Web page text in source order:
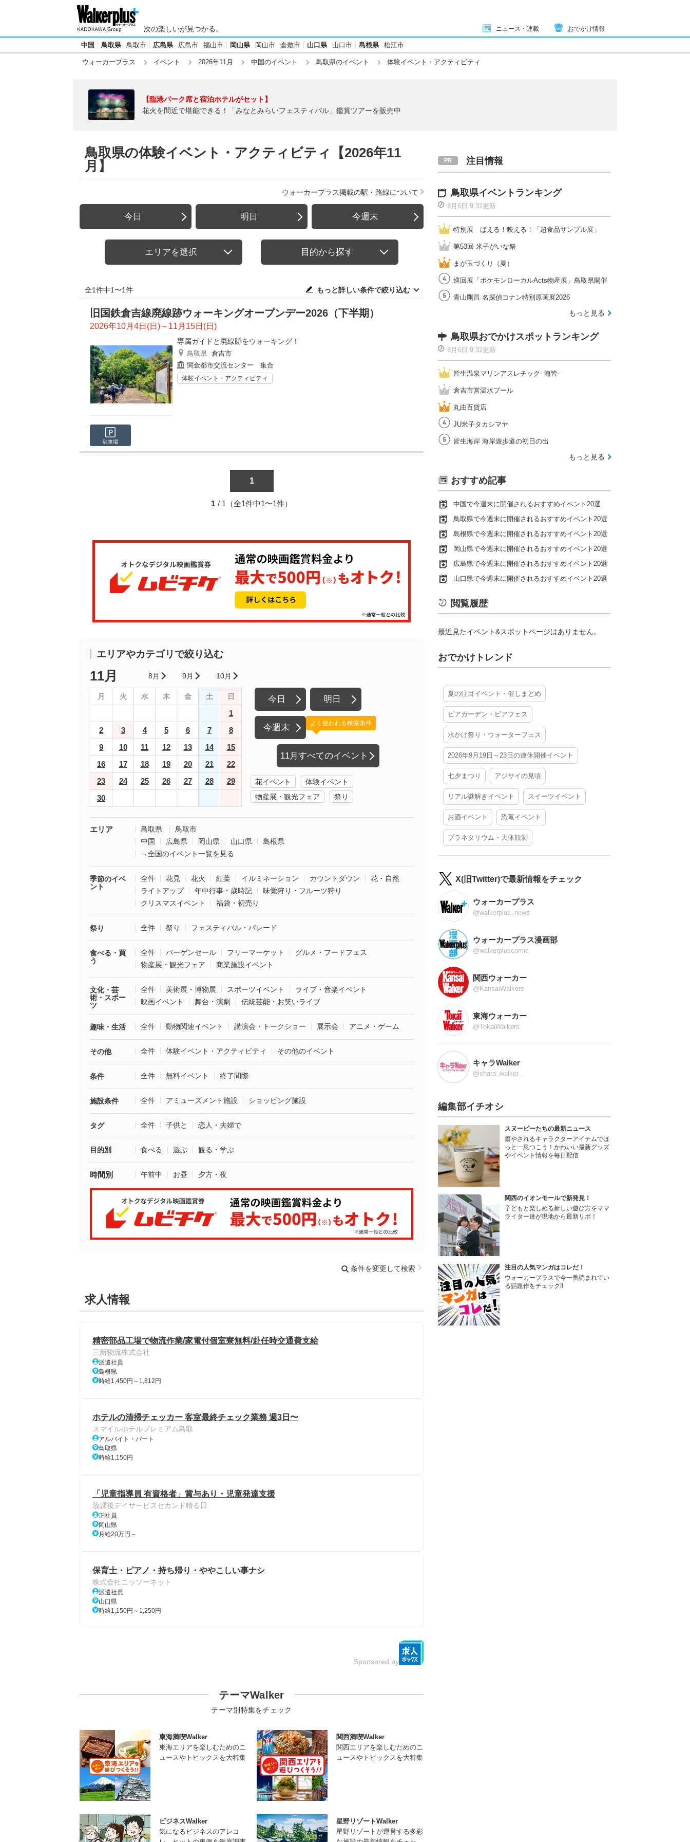
次の楽しいが見つかる。 ニュース・連載 おでかけ情報
中国 鳥取県 鳥取市 広島県 広島市 福山市 岡山県 岡山市 倉敷市 山口県 山口市 島根県 松江市
ウォーカープラス イベント 2026年11月 中国のイベント 鳥取県のイベント 体験イベント・アクティビティ
【臨港パーク席と宿泊ホテルがセット】
花火を間近で堪能できる！「みなとみらいフェスティバル」鑑賞ツアーを販売中
鳥取県の体験イベント・アクティビティ【2026年11
月】
ウォーカープラス掲載の駅・路線について
今日 明日 今週末
エリアを選択 目的から探す
全1件中1〜1件 もっと詳しい条件で絞り込む
旧国鉄倉吉線廃線跡ウォーキングオープンデー2026（下半期）
2026年10月4日(日)～11月15日(日)
専属ガイドと廃線跡をウォーキング！
鳥取県 倉吉市
関金都市交流センター 集合
体験イベント・アクティビティ
駐車場
1
1 / 1（全1件中1〜1件）
エリアやカテゴリで絞り込む
11月 8月 9月 10月
月 火 水 木 金 土 日
1
2
3 4 5 6 7
8
9
10 11 12 13 14
15
16
17 18 19 20 21
22
23
24 25 26 27 28
29
30
今日 明日
今週末
11月すべてのイベント
よく使われる検索条件
花イベント
体験イベント
物産展・観光フェア
祭り
エリア 鳥取県
鳥取市
中国
広島県 岡山県 山口県
島根県
→全国のイベント一覧を見る
季節のイベ
ント
全件 花見 花火 紅葉 イルミネーション カウントダウン
花・自然
ライトアップ
年中行事・歳時記
味覚狩り・フルーツ狩り
クリスマスイベント
福袋・初売り
祭り 全件 祭り フェスティバル・パレード
食べる・買
う
全件 バーゲンセール フリーマーケット
グルメ・フードフェス
物産展・観光フェア
商業施設イベント
文化・芸
術・スポー
ツ
全件 美術展・博物展 スポーツイベント
ライブ・音楽イベント
映画イベント
舞台・演劇 伝統芸能・お笑いライブ
趣味・生活 全件 動物関連イベント 講演会・トークショー 展示会 アニメ・ゲーム
その他 全件 体験イベント・アクティビティ その他のイベント
条件 全件 無料イベント 終了間際
施設条件 全件 アミューズメント施設 ショッピング施設
タグ 全件 子供と 恋人・夫婦で
目的別 食べる 遊ぶ 観る・学ぶ
時間別 午前中 お昼 夕方・夜
条件を変更して検索
求人情報
精密部品工場で物流作業/家電付個室寮無料/赴任時交通費支給
三新物流株式会社
派遣社員
島根県
時給1,450円～1,812円
ホテルの清掃チェッカー 客室最終チェック業務 週3日〜
スマイルホテルプレミアム鳥取
アルバイト・パート
鳥取県
時給1,150円
「児童指導員 有資格者」賞与あり・児童発達支援
放課後デイサービスセカンド晴る日
正社員
岡山県
月給20万円～
保育士・ピアノ・持ち帰り・ややこしい事ナシ
株式会社ニッソーネット
派遣社員
山口県
時給1,150円～1,250円
Sponsored by
テーマWalker
テーマ別特集をチェック
東海満喫Walker
東海エリアを楽しむためのニ
ュースやトピックスを大特集
関西満喫Walker
関西エリアを楽しむためのニ
ュースやトピックスを大特集
ビジネスWalker
気になるビジネスのアレコ
星野リゾートWalker
星野リゾートが運営する多彩
注目情報
鳥取県イベントランキング
8月6日 9:32更新
特別展 ばえる！映える！「超食品サンプル展」
第53回 米子がいな祭
まが玉づくり（夏）
巡回展「ポケモンローカルActs物産展」鳥取県開催
青山剛昌 名探偵コナン特別原画展2026
もっと見る
鳥取県おでかけスポットランキング
8月6日 9:32更新
皆生温泉マリンアスレチック- 海皆-
倉吉市営温水プール
丸由百貨店
JU米子タカシマヤ
皆生海岸 海岸遊歩道の初日の出
もっと見る
おすすめ記事
中国で今週末に開催されるおすすめイベント20選
鳥取県で今週末に開催されるおすすめイベント20選
島根県で今週末に開催されるおすすめイベント20選
岡山県で今週末に開催されるおすすめイベント20選
広島県で今週末に開催されるおすすめイベント20選
山口県で今週末に開催されるおすすめイベント20選
閲覧履歴
最近見たイベント&スポットページはありません。
おでかけトレンド
夏の注目イベント・催しまとめ
ビアガーデン・ビアフェス
水かけ祭り・ウォーターフェス
2026年9月19日～23日の連休開催イベント
七夕まつり アジサイの見頃
リアル謎解きイベント スイーツイベント
お酒イベント 恐竜イベント
プラネタリウム・天体観測
X(旧Twitter)で最新情報をチェック
ウォーカープラス
@walkerplus_news
ウォーカープラス漫画部
@walkerpluscomic
関西ウォーカー
@KansaiWalkers
東海ウォーカー
@TokaiWalkers
キャラWalker
@chara_walker_
編集部イチオシ
スヌーピーたちの最新ニュース
癒やされるキャラクターアイテムでほ
っと一息つこう！かわいい最新グッズ
やイベント情報を毎日配信
関西のイオンモールで新発見！
子どもと楽しめる新しい遊び方をママ
ライター達が現地から最新リポ！
注目の人気マンガはコレだ！
ウォーカープラスで今一番読まれてい
る話題作をチェック!!